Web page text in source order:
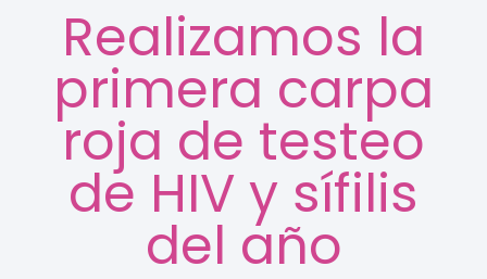
Realizamos la
primera carpa
roja de testeo
de HIV y sífilis
del año